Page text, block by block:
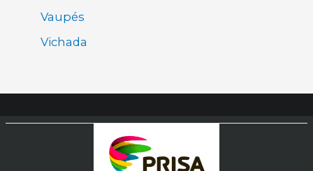
Vaupés
Vichada